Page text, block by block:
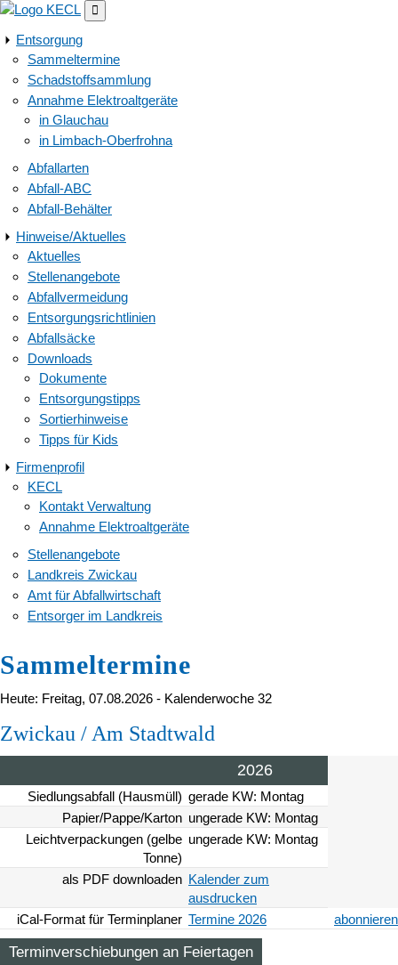

Entsorgung
Sammeltermine
Schadstoffsammlung
Annahme Elektroaltgeräte
in Glauchau
in Limbach-Oberfrohna
Abfallarten
Abfall-ABC
Abfall-Behälter
Hinweise/Aktuelles
Aktuelles
Stellenangebote
Abfallvermeidung
Entsorgungsrichtlinien
Abfallsäcke
Downloads
Dokumente
Entsorgungstipps
Sortierhinweise
Tipps für Kids
Firmenprofil
KECL
Kontakt Verwaltung
Annahme Elektroaltgeräte
Stellenangebote
Landkreis Zwickau
Amt für Abfallwirtschaft
Entsorger im Landkreis
Sammeltermine
Heute: Freitag, 07.08.2026 - Kalenderwoche 32
Zwickau / Am Stadtwald
2026
Siedlungsabfall (Hausmüll) gerade KW: Montag
Papier/Pappe/Karton ungerade KW: Montag
Leichtverpackungen (gelbe
Tonne)
ungerade KW: Montag
als PDF downloaden Kalender zum
ausdrucken
iCal-Format für Terminplaner Termine 2026 abonnieren
Terminverschiebungen an Feiertagen